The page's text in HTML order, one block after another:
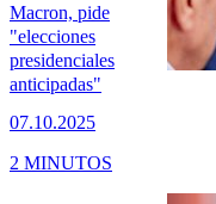
Macron, pide
"elecciones
presidenciales
anticipadas"
07.10.2025
2 MINUTOS